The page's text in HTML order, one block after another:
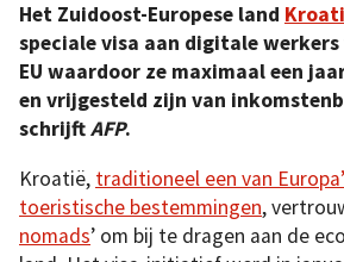
Het Zuidoost-Europese land
speciale visa aan digitale
EU waardoor ze maximaal een
en vrijgesteld zijn van
schrijftAFP.
Kroatië, traditioneel een van
toeristische bestemmingen,
nomads’ om bij te dragen aan de